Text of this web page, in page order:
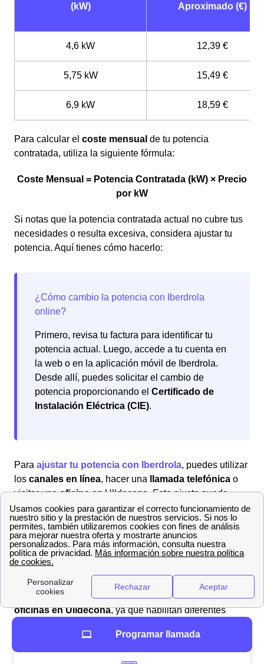
(kW)
Aproximado (€)
4,6 kW 12,39 €
5,75 kW 15,49 €
6,9 kW 18,59 €
Para calcular el coste mensual de tu potencia
contratada, utiliza la siguiente fórmula:
Coste Mensual = Potencia Contratada (kW) × Precio
por kW
Si notas que la potencia contratada actual no cubre tus
necesidades o resulta excesiva, considera ajustar tu
potencia. Aquí tienes cómo hacerlo:
Primero, revisa tu factura para identificar tu
potencia actual. Luego, accede a tu cuenta en
la web o en la aplicación móvil de Iberdrola.
Desde allí, puedes solicitar el cambio de
potencia proporcionando el Certificado de
Instalación Eléctrica (CIE).
Para ajustar tu potencia con Iberdrola, puedes utilizar
los canales en línea, hacer una llamada telefónica o
visitar unaoficinaen Ulldecona. Este ajuste puede
ayudarte a gestionar mejor tus gastos y adaptar el
suministro a tu consumo real.
¿Cómo dar de baja tu suministro con Iberdrola en
Ulldecona y qué implica?
Puedesdar de baja con Iberdrola la luz
o el gas sin
necesidad de realizar el trámiteen cualquiera de sus
oficinas en Ulldecona, ya que habilitan diferentes
Programar llamada